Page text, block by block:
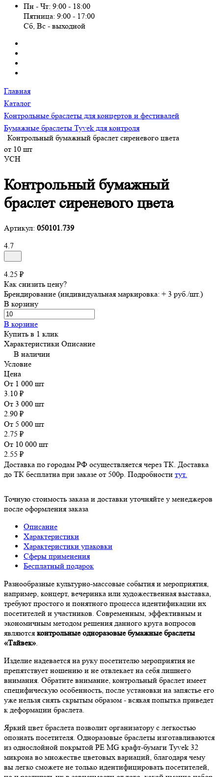
Пн - Чт: 9:00 - 18:00
Пятница: 9:00 - 17:00
Сб, Вc - выходной
Главная
Каталог
Контрольные браслеты для концертов и фестивалей
Бумажные браслеты Tyvek для контроля
Контрольный бумажный браслет сиреневого цвета
от 10 шт
УСН
Контрольный бумажный
браслет сиреневого цвета
Артикул: 050101.739
4.7
4.25 ₽
Как снизить цену?
Брендирование (индивидуальная маркировка: + 3 руб./шт.)
В корзину
В корзине
Купить в 1 клик
Характеристики Описание
В наличии
Условие
Цена
От 1 000 шт
3.10 ₽
От 3 000 шт
2.90 ₽
От 5 000 шт
2.75 ₽
От 10 000 шт
2.55 ₽
Доставка по городам РФ осуществляется через ТК. Доставка
до ТК бесплатна при заказе от 500р. Подробности тут.
Точную стоимость заказа и доставки уточняйте у менеджеров
после оформления заказа
Описание
Характеристики
Характеристики упаковки
Сферы применения
Бесплатный подарок
Разнообразные культурно-массовые события и мероприятия,
например, концерт, вечеринка или художественная выставка,
требуют простого и понятного процесса идентификации их
посетителей и участников. Современным, эффективным и
экономичным методом решения данного круга вопросов
являются контрольные одноразовые бумажные браслеты
«Тайвек».
Изделие надевается на руку посетителю мероприятия не
препятствует ношению и не отвлекает на себя лишнего
внимания. Обратите внимание, контрольный браслет имеет
специфическую особенность, после установки на запястье его
уже нельзя снять скрытым образом - всякая попытка приведет
к деформации браслета.
Яркий цвет браслета позволит организатору с легкостью
опознать посетителя. Одноразовые браслеты изготавливаются
из однослойной покрытой РЕ MG крафт-бумаги Tyvek 32
микрона во множестве цветовых вариаций, благодаря чему
вы легко сможете не только идентифицировать посетителей,